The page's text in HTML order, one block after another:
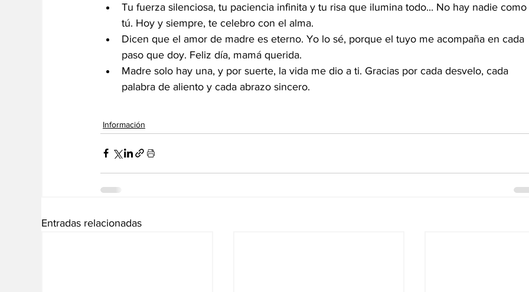
Tu fuerza silenciosa, tu paciencia infinita y tu risa que ilumina todo... No hay nadie como
tú. Hoy y siempre, te celebro con el alma.
Dicen que el amor de madre es eterno. Yo lo sé, porque el tuyo me acompaña en cada
paso que doy. Feliz día, mamá querida.
Madre solo hay una, y por suerte, la vida me dio a ti. Gracias por cada desvelo, cada
palabra de aliento y cada abrazo sincero.
Información
Entradas relacionadas